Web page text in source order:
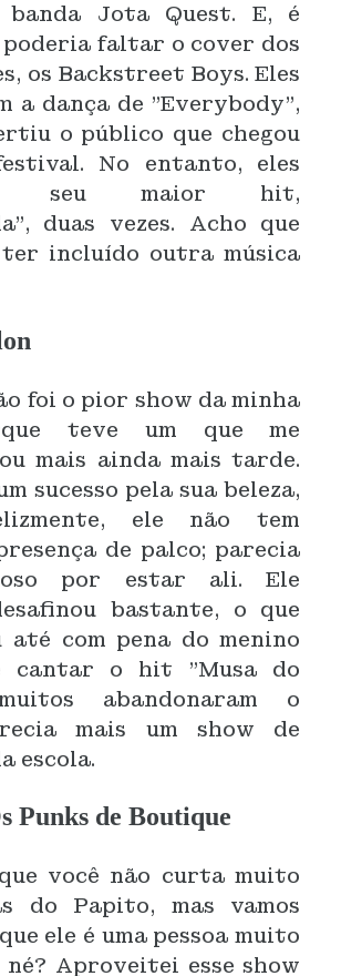
banda Jota Quest. E, é
poderia faltar o cover dos
os Backstreet Boys. Eles
a dança de "Everybody",
o público que chegou
No entanto, eles
seu maior hit,
duas vezes. Acho que
ter incluído outra música
foi o pior show da minha
teve um que me
mais ainda mais tarde.
sucesso pela sua beleza,
ele não tem
de palco; parecia
por estar ali. Ele
bastante, o que
até com pena do menino
cantar o hit "Musa do
abandonaram o
mais um show de
escola.
Punks de Boutique
você não curta muito
do Papito, mas vamos
ele é uma pessoa muito
Aproveitei esse show